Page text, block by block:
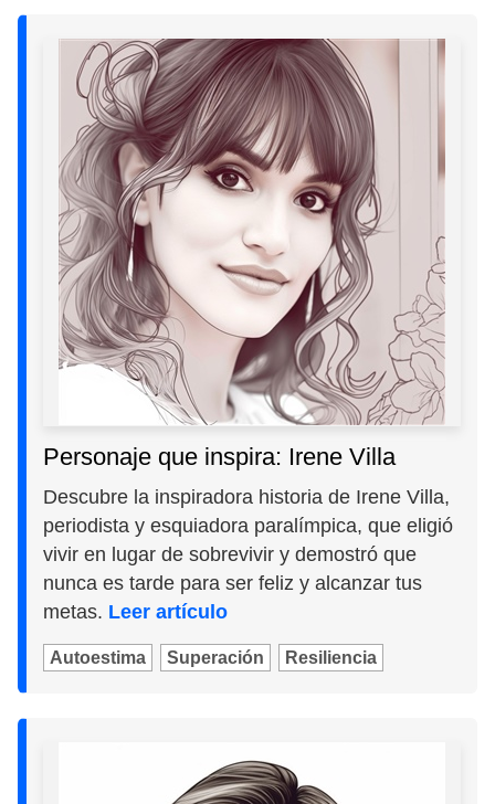
Personaje que inspira: Irene Villa
Descubre la inspiradora historia de Irene Villa,
periodista y esquiadora paralímpica, que eligió
vivir en lugar de sobrevivir y demostró que
nunca es tarde para ser feliz y alcanzar tus
metas. Leer artículo
Autoestima Superación Resiliencia